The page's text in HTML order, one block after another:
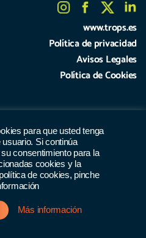
www.trops.es
Política de privacidad
Avisos Legales
Política de Cookies
club >
para que usted tenga
usuario. Si continúa
consentimiento para la
cookies y la
de cookies, pinche
Más información